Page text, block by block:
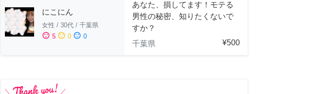
にこにん
女性 / 30代 / 千葉県
sentiment_satisfied 5 sentiment_neutral 0 sentiment_dissatisfied 0
あなた、損してます！モテる
男性の秘密、知りたくないで
すか？
千葉県
¥500